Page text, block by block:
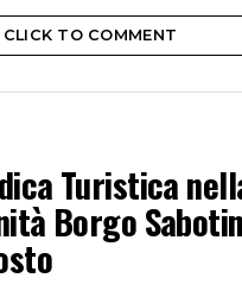
CLICK TO COMMENT
Turistica
Borgo